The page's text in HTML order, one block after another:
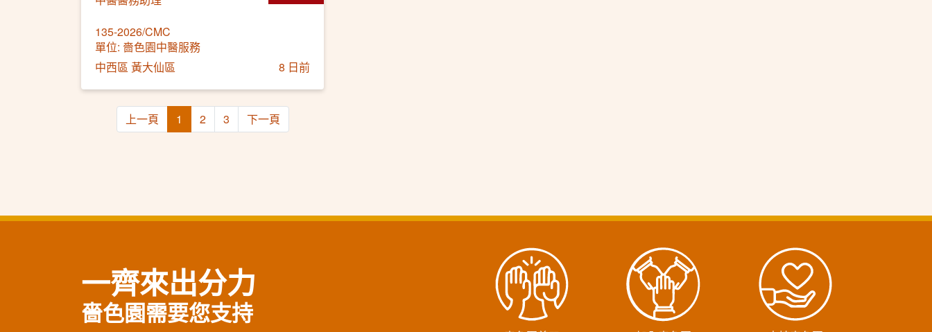
135-2026/CMC
單位: 嗇色園中醫服務
中西區 黃大仙區
8 日前
上一頁 1 2 3 下一頁
一齊來出分力
嗇色園需要您支持